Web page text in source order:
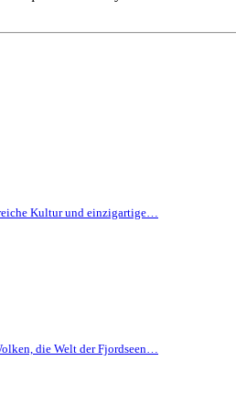
Kultur und einzigartige…
die Welt der Fjordseen…